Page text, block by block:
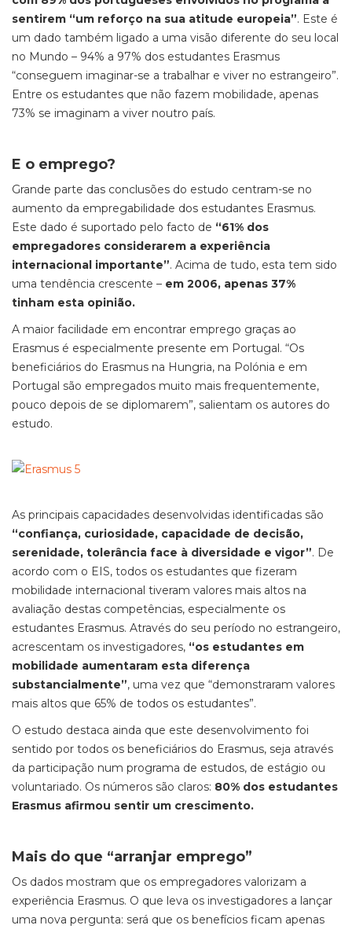
sentirem “um reforço na sua atitude europeia”. Este é
um dado também ligado a uma visão diferente do seu local
no Mundo – 94% a 97% dos estudantes Erasmus
“conseguem imaginar-se a trabalhar e viver no estrangeiro”.
Entre os estudantes que não fazem mobilidade, apenas
73% se imaginam a viver noutro país.
E o emprego?
Grande parte das conclusões do estudo centram-se no
aumento da empregabilidade dos estudantes Erasmus.
Este dado é suportado pelo facto de “61% dos
empregadores considerarem a experiência
internacional importante”. Acima de tudo, esta tem sido
uma tendência crescente – em 2006, apenas 37%
tinham esta opinião.
A maior facilidade em encontrar emprego graças ao
Erasmus é especialmente presente em Portugal. “Os
beneficiários do Erasmus na Hungria, na Polónia e em
Portugal são empregados muito mais frequentemente,
pouco depois de se diplomarem”, salientam os autores do
estudo.
As principais capacidades desenvolvidas identificadas são
“confiança, curiosidade, capacidade de decisão,
serenidade, tolerância face à diversidade e vigor”. De
acordo com o EIS, todos os estudantes que fizeram
mobilidade internacional tiveram valores mais altos na
avaliação destas competências, especialmente os
estudantes Erasmus. Através do seu período no estrangeiro,
acrescentam os investigadores, “os estudantes em
mobilidade aumentaram esta diferença
substancialmente”, uma vez que “demonstraram valores
mais altos que 65% de todos os estudantes”.
O estudo destaca ainda que este desenvolvimento foi
sentido por todos os beneficiários do Erasmus, seja através
da participação num programa de estudos, de estágio ou
voluntariado. Os números são claros: 80% dos estudantes
Erasmus afirmou sentir um crescimento.
Mais do que “arranjar emprego”
Os dados mostram que os empregadores valorizam a
experiência Erasmus. O que leva os investigadores a lançar
uma nova pergunta: será que os benefícios ficam apenas